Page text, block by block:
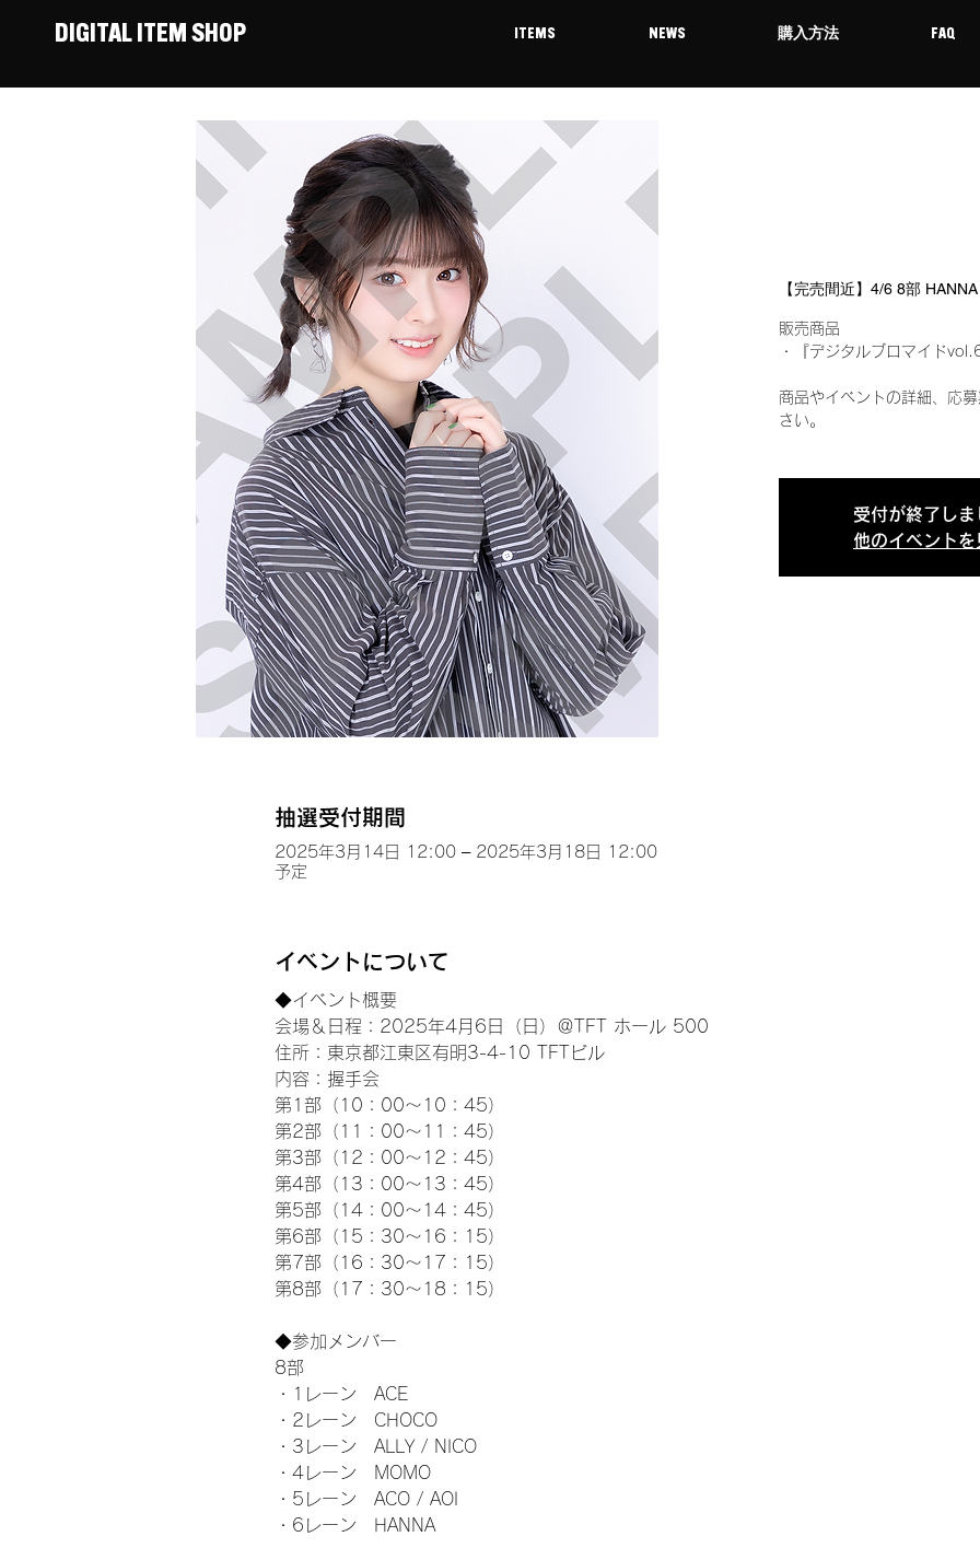
DIGITAL ITEM SHOP ITEMS NEWS 購入方法 FAQ
【完売間近】4/6 8部
販売商品
・『デジタルブロマイド
商品やイベントの詳細、応
さい。
受付が終了しま
他のイベントを
抽選受付期間
2025年3月14日 12:00 – 2025年3月18日 12:00
予定
イベントについて
◆イベント概要
会場＆日程：2025年4月6日（日）＠TFT ホール 500
住所：東京都江東区有明3-4-10 TFTビル
内容：握手会
第1部（10：00～10：45）
第2部（11：00～11：45）
第3部（12：00～12：45）
第4部（13：00～13：45）
第5部（14：00～14：45）
第6部（15：30～16：15）
第7部（16：30～17：15）
第8部（17：30～18：15）
◆参加メンバー
8部
・1レーン　ACE
・2レーン　CHOCO
・3レーン　ALLY / NICO
・4レーン　MOMO
・5レーン　ACO / AOI
・6レーン　HANNA